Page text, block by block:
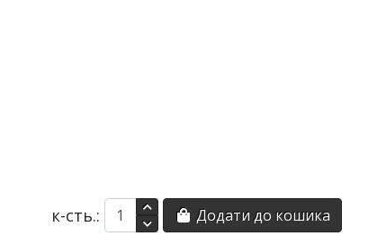
к-сть.: Додати до кошика